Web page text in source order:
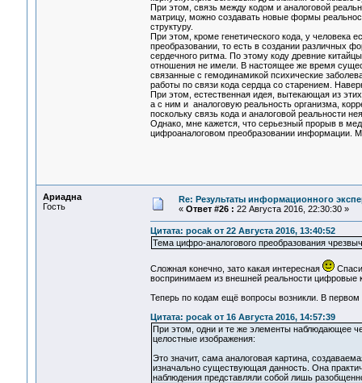
При этом, связь между кодом и аналоговой
матрицу, можно создавать новые формы
структуру.
При этом, кроме генетического кода, у
преобразовании, то есть в создании различных
сердечного ритма. По этому коду древние
отношения не имели. В настоящее же время
связанные с гемодинамикой психические
работы по связи кода сердца со старением.
При этом, естественная идея, вытекающая из
а с ним и аналоговую реальность организма,
поскольку связь кода и аналоговой реальности
Однако, мне кажется, что серьезный прорыв в
цифроаналоговом преобразовании информации.
Ариадна
Гость
Re: Результаты информационного
« Ответ #26 : 22 Августа 2016, 22:30:30 »
Цитата: pocak от 22 Августа 2016, 13:40:52
Тема цифро-аналогового преобразования
Сложная конечно, зато какая интересная
воспринимаем из внешней реальности цифровые
Теперь по кодам ещё вопросы возникли. В первом
Цитата: pocak от 16 Августа 2016, 14:57:39
При этом, одни и те же элементы наблюдающее
целостные изображения:
Это значит, сама аналоговая картина,
изначально существующая данность. Она
наблюдения представляли собой лишь